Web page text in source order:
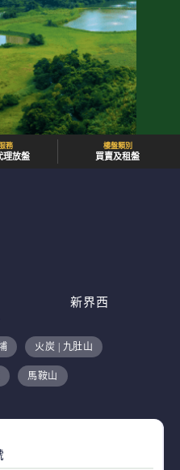
務
理放盤
樓盤類別
買賣及租盤
新界西
火炭 | 九肚山
馬鞍山